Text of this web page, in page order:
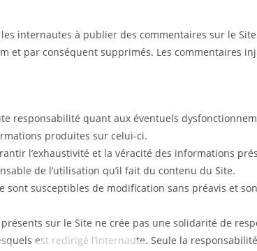
les internautes à publier des commentaires sur le
et par conséquent supprimés. Les commentaires
responsabilité quant aux éventuels
produites sur celui-ci.
l’exhaustivité et la véracité des informations
de l’utilisation qu’il fait du contenu du Site.
sont susceptibles de modification sans préavis et
sur le Site ne crée pas une solidarité de
est redirigé l’internaute. Seule la